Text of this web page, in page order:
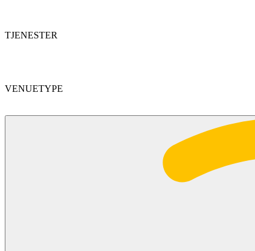
TJENESTER
VENUETYPE